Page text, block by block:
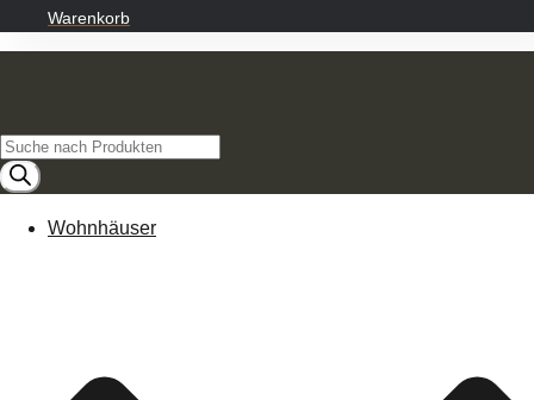
Warenkorb
Products
search
Wohnhäuser